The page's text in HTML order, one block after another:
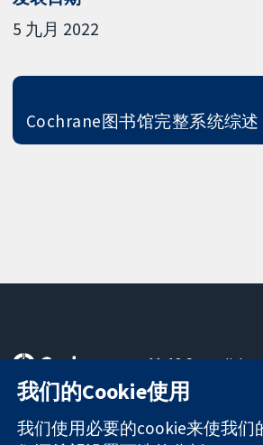
5 九月 2022
Cochrane图书馆完整系统综述
可信任的证据
知情决定
更完善的医疗健
11-13 Cavendish
Square
London
W1G 0AN
我们的Cookie使用
我们使用必要的cookie来使我们